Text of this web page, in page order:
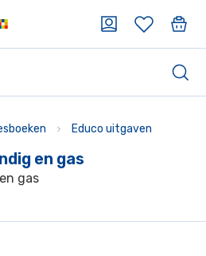
Educo uitgaven
en gas
gas